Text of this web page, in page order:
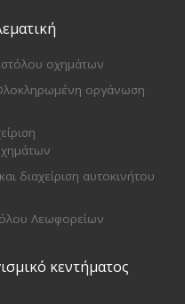
στόλου οχημάτων
οργάνωση
διαχείριση αυτοκινήτου
Λεωφορείων
κεντήματος